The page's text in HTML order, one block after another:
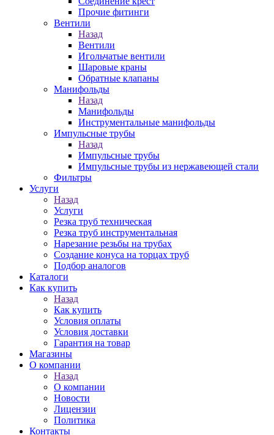
Прочие фитинги
Вентили
Назад
Вентили
Игольчатые вентили
Шаровые краны
Обратные клапаны
Манифольды
Назад
Манифольды
Инструментальные манифольды
Импульсные трубы
Назад
Импульсные трубы
Импульсные трубы из нержавеющей стали
Фильтры
Услуги
Назад
Услуги
Резка труб техническая
Резка труб инструментальная
Нарезание резьбы на трубах
Создание конуса на торцах труб
Подбор аналогов
Каталоги
Как купить
Назад
Как купить
Условия оплаты
Условия доставки
Гарантия на товар
Магазины
О компании
Назад
О компании
Новости
Лицензии
Политика
Контакты